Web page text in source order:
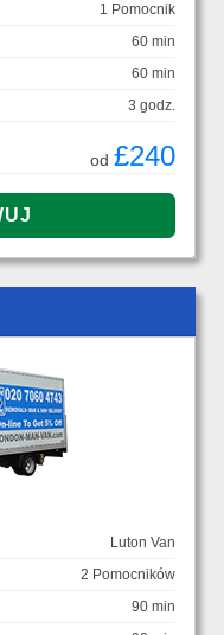
1 Pomocnik
60 min
60 min
3 godz.
od £240
Luton Van
2 Pomocników
90 min